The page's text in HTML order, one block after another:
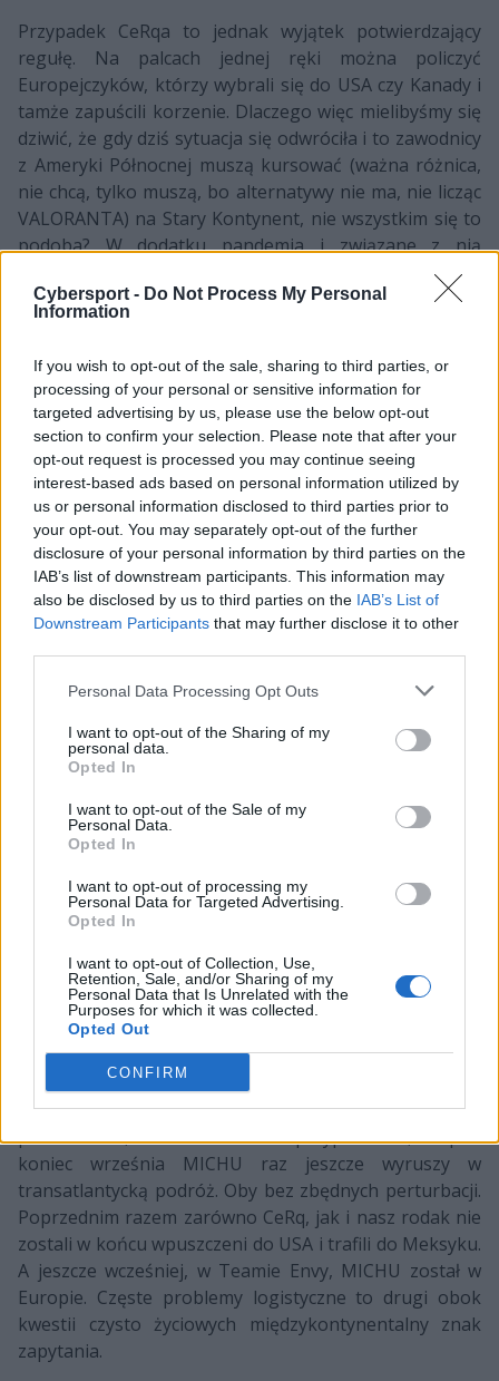
Cybersport - Do Not Process My Personal
Information
If you wish to opt-out of the sale, sharing to third parties, or
processing of your personal or sensitive information for
targeted advertising by us, please use the below opt-out
section to confirm your selection. Please note that after your
opt-out request is processed you may continue seeing
interest-based ads based on personal information utilized by
us or personal information disclosed to third parties prior to
your opt-out. You may separately opt-out of the further
disclosure of your personal information by third parties on the
IAB’s list of downstream participants. This information may
also be disclosed by us to third parties on the IAB’s List of
Downstream Participants that may further disclose it to other
Personal Data Processing Opt Outs
I want to opt-out of the Sharing of my
personal data.
Opted In
I want to opt-out of the Sale of my
Personal Data.
Opted In
I want to opt-out of processing my
Personal Data for Targeted Advertising.
Opted In
I want to opt-out of Collection, Use,
Retention, Sale, and/or Sharing of my
Personal Data that Is Unrelated with the
Purposes for which it was collected.
Opted Out
CONFIRM
Przypadek CeRqa to jednak wyjątek potwierdzający
regułę. Na palcach jednej ręki można policzyć
Europejczyków, którzy wybrali się do USA czy Kanady i
tamże zapuścili korzenie. Dlaczego więc mielibyśmy się
dziwić, że gdy dziś sytuacja się odwróciła i to zawodnicy
z Ameryki Północnej muszą kursować (ważna różnica,
nie chcą, tylko muszą, bo alternatywy nie ma, nie licząc
VALORANTA) na Stary Kontynent, nie wszystkim się to
podoba? W dodatku pandemia i związane z nią
regulacje i obostrzenia na pewno nie ułatwiają życia na
innym kontynencie, a także rzucają kłody pod nogi
również po upragnionym powrocie do domu. –
dotyczącymi przymusowej kwarantanny podczas
międzynarodowych podróży nie odczułem
pozytywnego wpływu wakacyjnej przerwy w takim
stopniu, jak oczekiwałem –mówił niedawno Peter
“stanislaw” Jarguz. –To szalone, że całą pandemię
spędziłem skacząc po europejskich hotelach
wtórował mu Will “RUSH” Wierzba, gdy żegnał się z
coL.
stanislaw pierwotnie miał ominąćESL Pro League
Season 14, ale teraz już wiemy, iż zabraknie go także
podczas fazy grupowej BLAST Premier. W dodatku po
fatalnym występie w Pro Lidze problemy natury
przystąpi do rywalizacji nie z jednym, a z dwoma
zmiennikami. Nawet w wyjściowym zestawieniu Evil
Geniuses nie byłoby faworytem swojego zbioru, a co
dopiero teraz… Owszem, Astralis też miesza w składzie,
ale można zaryzykować stwierdzenie, że u Duńczyków
roszady nie przypominają opróżniania łopatą wody z
tonącej łódki. I Liquid, i Vitality w EPL-u należały z kolei
do najlepszych. Optymizm wśród kibiców Złych
Geniuszów musi być towarem deficytowym. Od
transferu Michała “MICHA” Müllera ekipa wygrała
jedynie trzy z osiemnastu meczów.
Według aktualnych wieści zespół ma wrócić do
podstawowej piątki na czas północnoamerykańskiej
odsłony IEM Fall. Turniej odbędzie się na początku
października, a zatem można przypuszczać, iż pod
koniec września MICHU raz jeszcze wyruszy w
transatlantycką podróż. Oby bez zbędnych perturbacji.
Poprzednim razem zarówno CeRq, jak i nasz rodak nie
zostali w końcu wpuszczeni do USA i trafili do Meksyku.
A jeszcze wcześniej, w Teamie Envy, MICHU został w
Europie. Częste problemy logistyczne to drugi obok
kwestii czysto życiowych międzykontynentalny znak
zapytania.